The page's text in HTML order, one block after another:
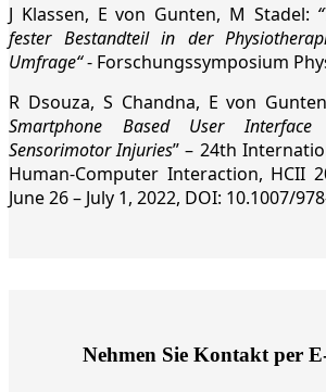
J Klassen, E von Gunten, M Stadel:
fester Bestandteil in der
Umfrage“- Forschungssymposium
R Dsouza, S Chandna, E von
Smartphone Based User
Sensorimotor Injuries” – 24th
Human-Computer Interaction, HCII
June 26 – July 1, 2022, DOI: 10.1007/
Nehmen Sie Kontakt per